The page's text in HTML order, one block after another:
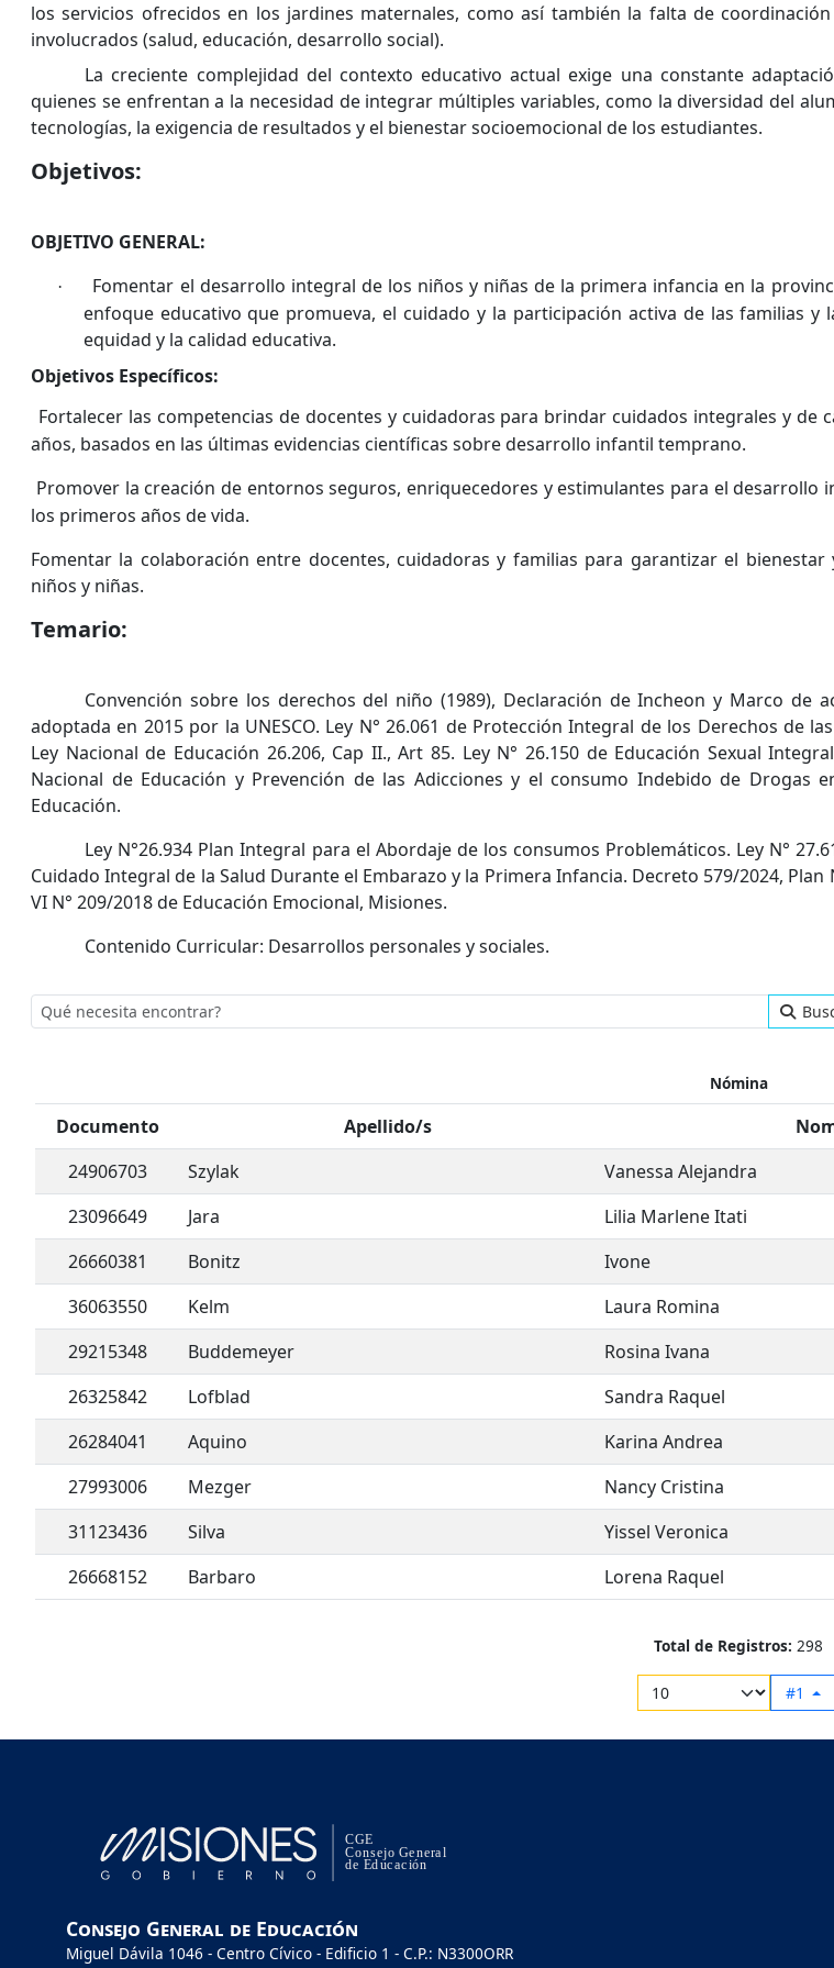
los servicios ofrecidos en los jardines maternales, como así también la falta de
involucrados (salud, educación, desarrollo social).
La creciente complejidad del contexto educativo actual exige una constante
quienes se enfrentan a la necesidad de integrar múltiples variables, como la diversidad del
tecnologías, la exigencia de resultados y el bienestar socioemocional de los estudiantes.
Objetivos:
OBJETIVO GENERAL:
·
Fomentar el desarrollo integral de los niños y niñas de la primera infancia en la
enfoque educativo que promueva, el cuidado y la participación activa de las familias y
equidad y la calidad educativa.
Objetivos Específicos:
Fortalecer las competencias de docentes y cuidadoras para brindar cuidados integrales y de
años, basados en las últimas evidencias científicas sobre desarrollo infantil temprano.
Promover la creación de entornos seguros, enriquecedores y estimulantes para el desarrollo
los primeros años de vida.
Fomentar la colaboración entre docentes, cuidadoras y familias para garantizar el
niños y niñas.
Temario:
Convención sobre los derechos del niño (1989), Declaración de Incheon y Marco de
adoptada en 2015 por la UNESCO. Ley N° 26.061 de Protección Integral de los Derechos de
Ley Nacional de Educación 26.206, Cap II., Art 85. Ley N° 26.150 de Educación Sexual
Nacional de Educación y Prevención de las Adicciones y el consumo Indebido de Drogas
Educación.
Ley N°26.934 Plan Integral para el Abordaje de los consumos Problemáticos. Ley N°
Cuidado Integral de la Salud Durante el Embarazo y la Primera Infancia. Decreto 579/2024, Plan
VI N° 209/2018 de Educación Emocional, Misiones.
Contenido Curricular: Desarrollos personales y sociales.
Nómina
Documento Apellido/s
24906703
Szylak Vanessa Alejandra
23096649
Jara Lilia Marlene Itati
26660381
Bonitz Ivone
36063550
Kelm Laura Romina
29215348
Buddemeyer Rosina Ivana
26325842
Lofblad Sandra Raquel
26284041
Aquino Karina Andrea
27993006
Mezger Nancy Cristina
31123436
Silva Yissel Veronica
26668152
Barbaro Lorena Raquel
Total de Registros: 298
#1
Consejo General de Educación
Miguel Dávila 1046 - Centro Cívico - Edificio 1 - C.P.: N3300ORR